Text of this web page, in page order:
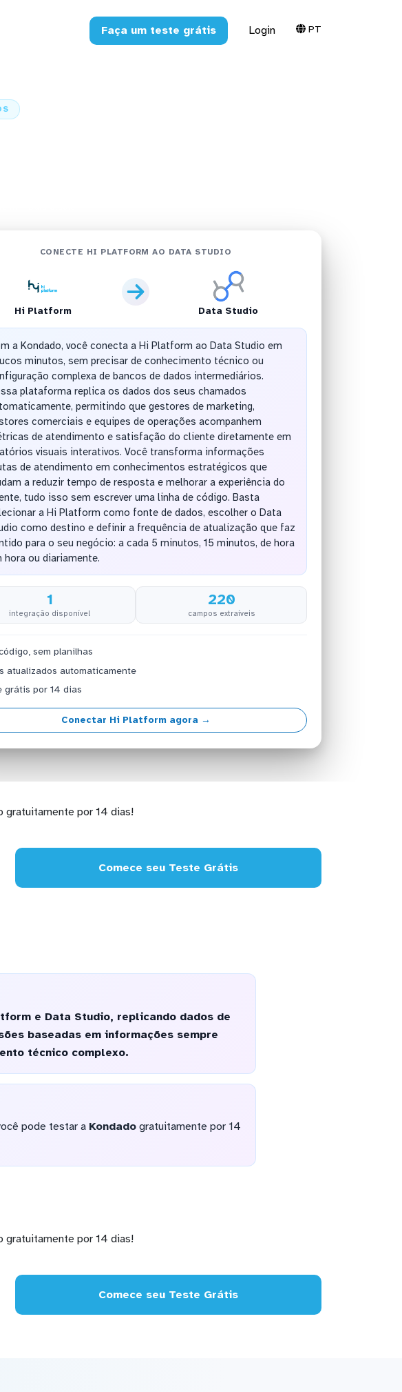
Faça um teste grátis Login PT
CONECTE HI PLATFORM AO DATA STUDIO
Hi Platform Data Studio
a Kondado, você conecta a Hi Platform ao Data Studio em
minutos, sem precisar de conhecimento técnico ou
complexa de bancos de dados intermediários.
plataforma replica os dados dos seus chamados
permitindo que gestores de marketing,
comerciais e equipes de operações acompanhem
de atendimento e satisfação do cliente diretamente em
visuais interativos. Você transforma informações
de atendimento em conhecimentos estratégicos que
a reduzir tempo de resposta e melhorar a experiência do
tudo isso sem escrever uma linha de código. Basta
a Hi Platform como fonte de dados, escolher o Data
como destino e definir a frequência de atualização que faz
para o seu negócio: a cada 5 minutos, 15 minutos, de hora
hora ou diariamente.
1
integração disponível
220
campos extraíveis
sem planilhas
atualizados automaticamente
grátis por 14 dias
Conectar Hi Platform agora →
gratuitamente por 14 dias!
Comece seu Teste Grátis
e Data Studio, replicando dados de
baseadas em informações sempre
técnico complexo.
pode testar a Kondadogratuitamente por 14
gratuitamente por 14 dias!
Comece seu Teste Grátis